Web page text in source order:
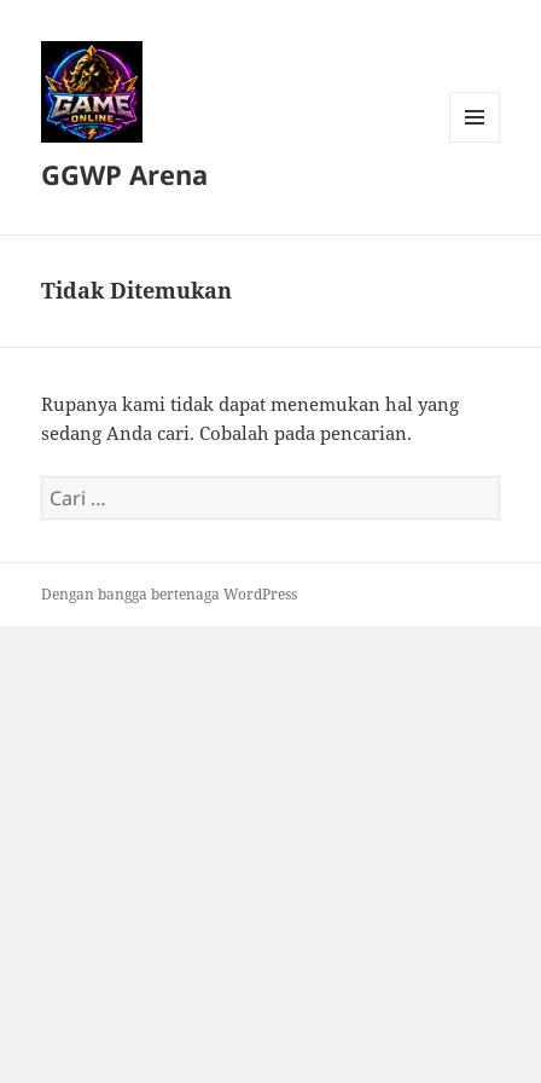
GGWP Arena
Tidak Ditemukan
Rupanya kami tidak dapat menemukan hal yang
sedang Anda cari. Cobalah pada pencarian.
Cari
untuk:
Dengan bangga bertenaga WordPress